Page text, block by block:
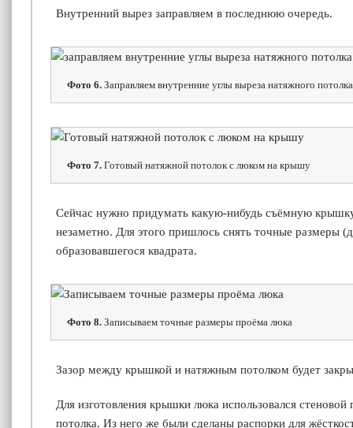
Внутренний вырез заправляем в последнюю очередь.
Фото 6. Заправляем внутренние углы выреза натяжного потолка
Фото 7. Готовый натяжной потолок с люком на крышу
Сейчас нужно придумать какую-нибудь съёмную
незаметно. Для этого пришлось снять точные размеры
образовавшегося квадрата.
Фото 8. Записываем точные размеры проёма люка
Зазор между крышкой и натяжным потолком будет
Для изготовления крышки люка использовался
потолка. Из него же были сделаны распорки для